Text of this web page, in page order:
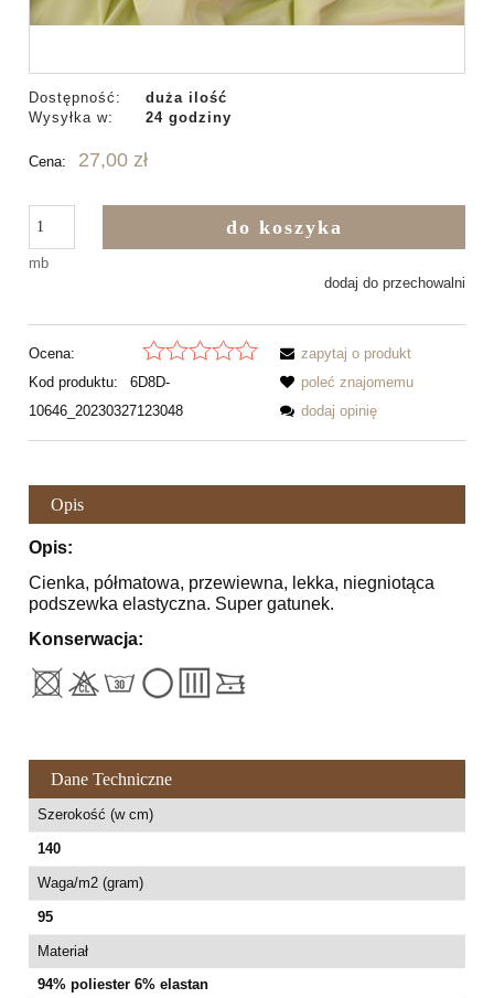
Dostępność:
duża ilość
Wysyłka w:
24 godziny
Cena: 27,00 zł
mb
do koszyka
dodaj do przechowalni
Ocena:
Kod produktu:
6D8D-
10646_20230327123048
zapytaj o produkt
poleć znajomemu
dodaj opinię
Opis
Opis:
Cienka, półmatowa, przewiewna, lekka, niegniotąca
podszewka elastyczna. Super gatunek.
Konserwacja:
Dane Techniczne
Szerokość (w cm)
140
Waga/m2 (gram)
95
Materiał
94% poliester 6% elastan